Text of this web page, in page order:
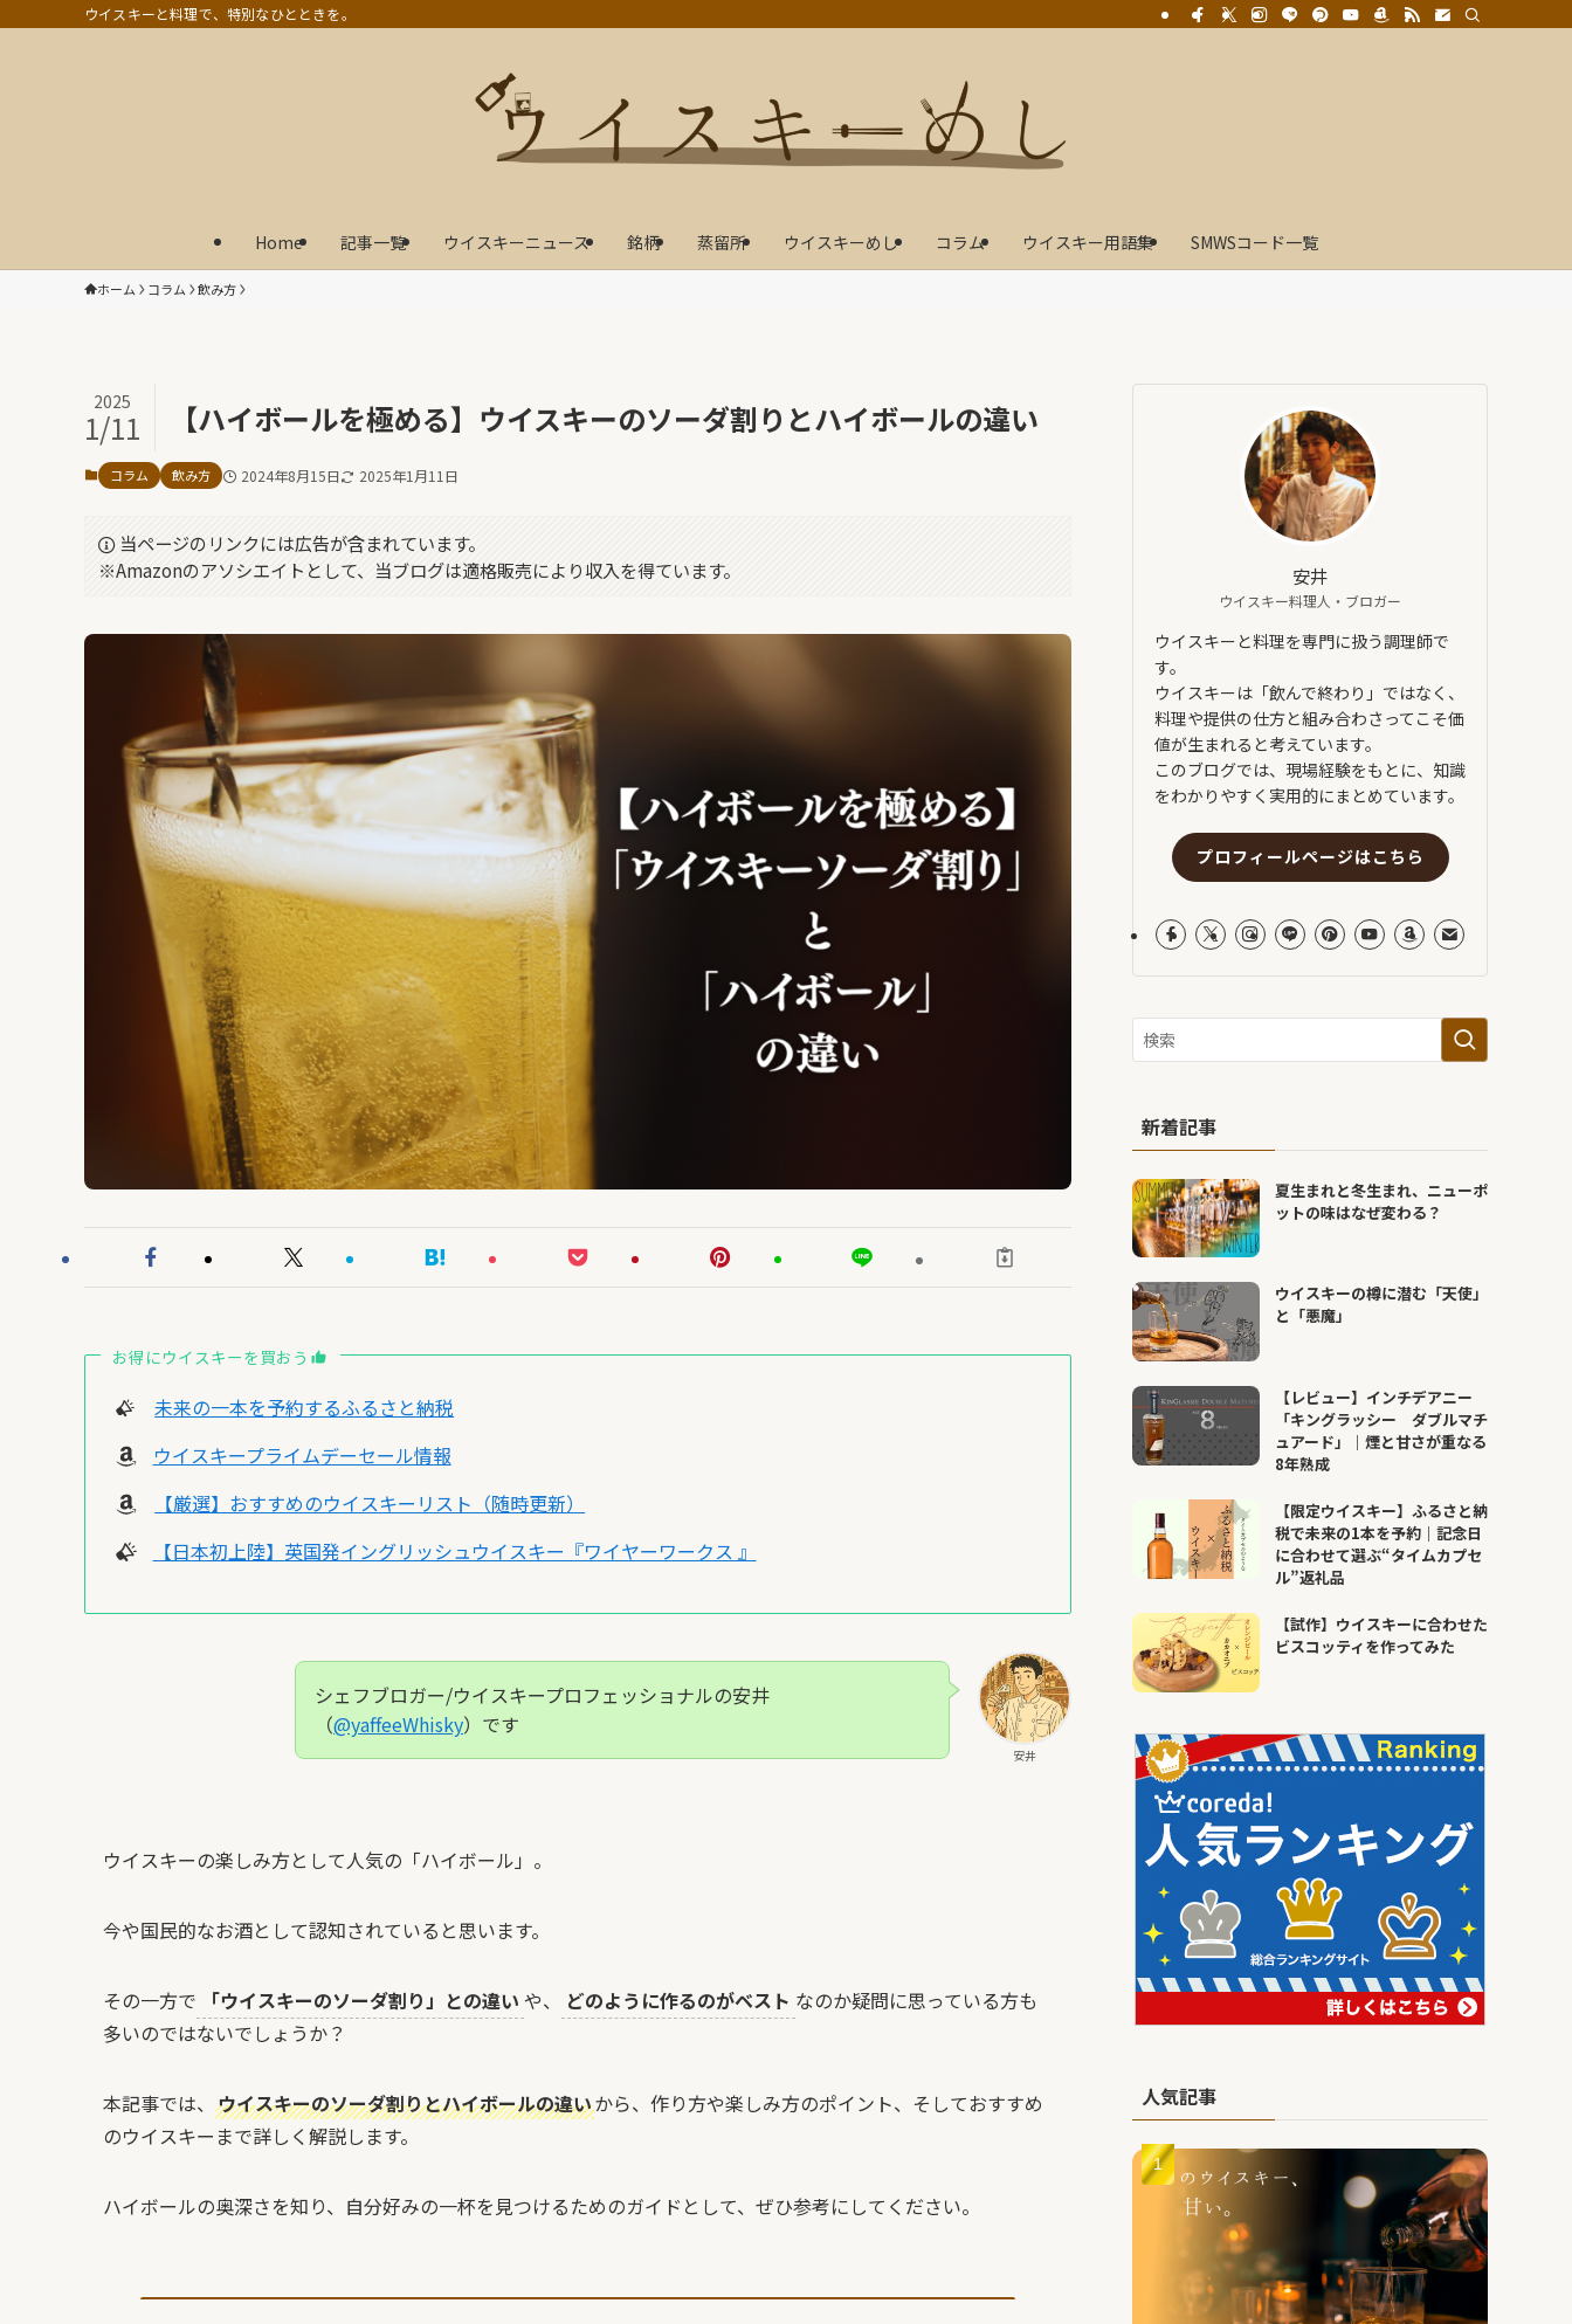
ウイスキーと料理で、特別なひとときを。
Home 記事一覧 ウイスキーニュース 銘柄 蒸留所 ウイスキーめし コラム ウイスキー用語集 SMWSコード一覧
ホーム コラム 飲み方
【ハイボールを極める】ウイスキーのソーダ割りとハイボールの違い
2025
1/11
コラム 飲み方 2024年8月15日 2025年1月11日
当ページのリンクには広告が含まれています。
※Amazonのアソシエイトとして、当ブログは適格販売により収入を得ています。
お得にウイスキーを買おう
未来の一本を予約するふるさと納税
ウイスキープライムデーセール情報
【厳選】おすすめのウイスキーリスト（随時更新）
【日本初上陸】英国発イングリッシュウイスキー『ワイヤーワークス 』
安井
シェフブロガー/ウイスキープロフェッショナルの安井
（@yaffeeWhisky）です
ウイスキーの楽しみ方として人気の「ハイボール」。
今や国民的なお酒として認知されていると思います。
その一方で 「ウイスキーのソーダ割り」との違い や、 どのように作るのがベスト なのか疑問に思っている方も
多いのではないでしょうか？
本記事では、 ウイスキーのソーダ割りとハイボールの違いから、作り方や楽しみ方のポイント、そしておすすめ
のウイスキーまで詳しく解説します。
ハイボールの奥深さを知り、自分好みの一杯を見つけるためのガイドとして、ぜひ参考にしてください。
安井
ウイスキー料理人・ブロガー
ウイスキーと料理を専門に扱う調理師で
す。
ウイスキーは「飲んで終わり」ではなく、
料理や提供の仕方と組み合わさってこそ価
値が生まれると考えています。
このブログでは、現場経験をもとに、知識
をわかりやすく実用的にまとめています。
プロフィールページはこちら
新着記事
夏生まれと冬生まれ、ニューポ
ットの味はなぜ変わる？
ウイスキーの樽に潜む「天使」
と「悪魔」
【レビュー】インチデアニー
「キングラッシー ダブルマチ
ュアード」｜煙と甘さが重なる
8年熟成
【限定ウイスキー】ふるさと納
税で未来の1本を予約｜記念日
に合わせて選ぶ“タイムカプセ
ル”返礼品
【試作】ウイスキーに合わせた
ビスコッティを作ってみた
人気記事